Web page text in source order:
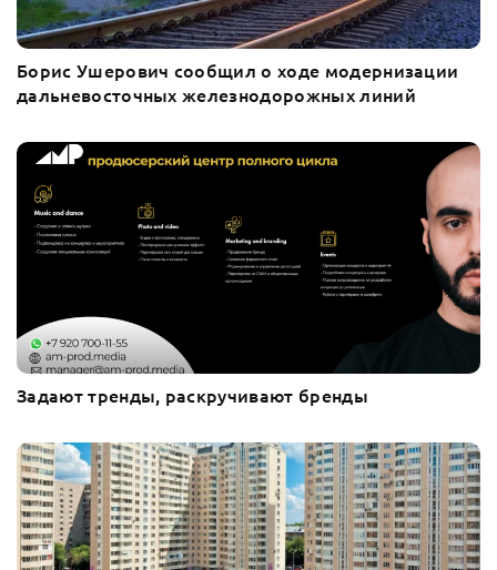
Борис Ушерович сообщил о ходе модернизации
дальневосточных железнодорожных линий
Задают тренды, раскручивают бренды